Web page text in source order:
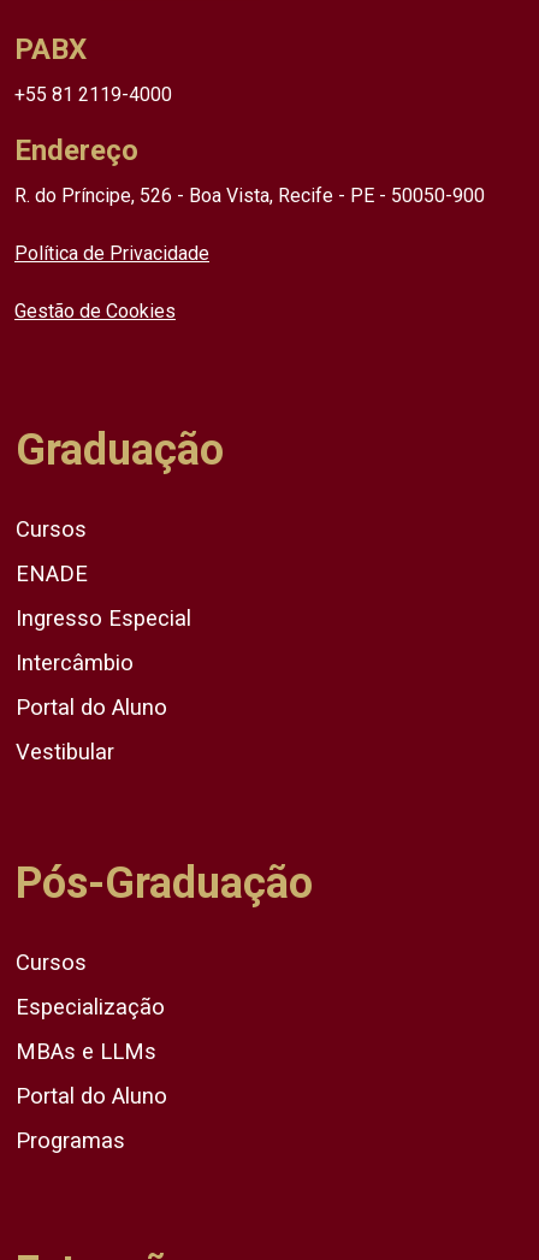
PABX
+55 81 2119-4000
Endereço
R. do Príncipe, 526 - Boa Vista, Recife - PE - 50050-900
Política de Privacidade
Gestão de Cookies
Graduação
Cursos
ENADE
Ingresso Especial
Intercâmbio
Portal do Aluno
Vestibular
Pós-Graduação
Cursos
Especialização
MBAs e LLMs
Portal do Aluno
Programas